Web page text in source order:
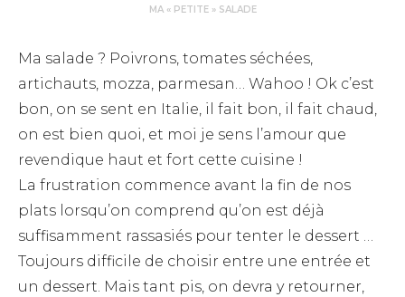
MA « PETITE » SALADE
Ma salade ? Poivrons, tomates séchées,
artichauts, mozza, parmesan… Wahoo ! Ok c’est
bon, on se sent en Italie, il fait bon, il fait chaud,
on est bien quoi, et moi je sens l’amour que
revendique haut et fort cette cuisine !
La frustration commence avant la fin de nos
plats lorsqu’on comprend qu’on est déjà
suffisamment rassasiés pour tenter le dessert …
Toujours difficile de choisir entre une entrée et
un dessert. Mais tant pis, on devra y retourner,